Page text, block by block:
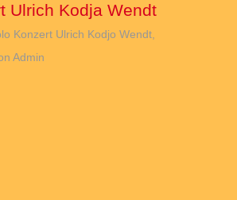
Ulrich Kodja Wendt
Konzert Ulrich Kodjo Wendt,
Admin